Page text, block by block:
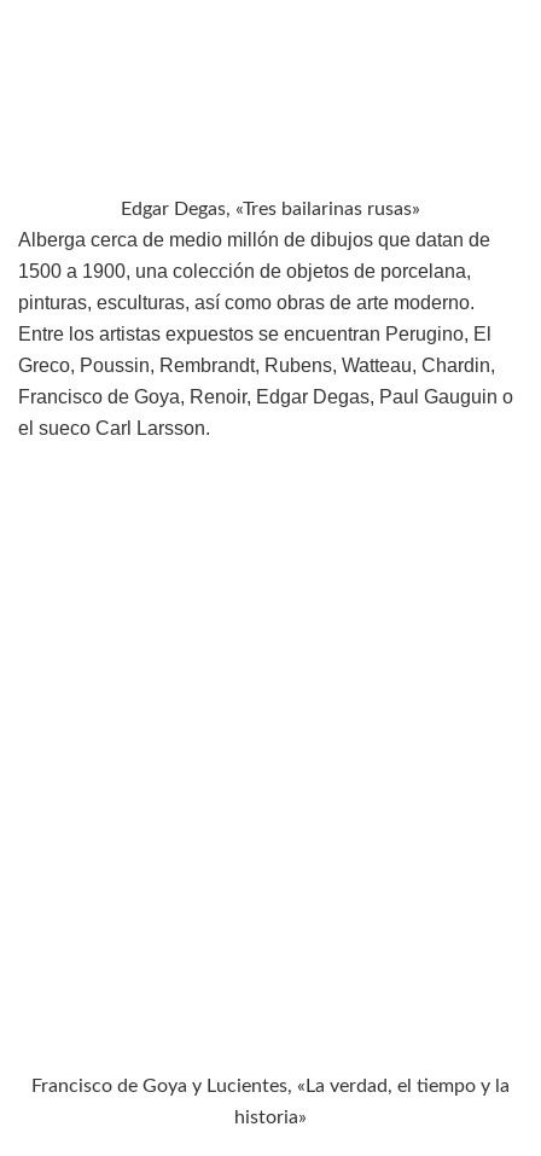
Edgar Degas, «Tres bailarinas rusas»
Alberga cerca de medio millón de dibujos que datan de
1500 a 1900, una colección de objetos de porcelana,
pinturas, esculturas, así como obras de arte moderno.
Entre los artistas expuestos se encuentran Perugino, El
Greco, Poussin, Rembrandt, Rubens, Watteau, Chardin,
Francisco de Goya, Renoir, Edgar Degas, Paul Gauguin o
el sueco Carl Larsson.
Francisco de Goya y Lucientes, «La verdad, el tiempo y la
historia»